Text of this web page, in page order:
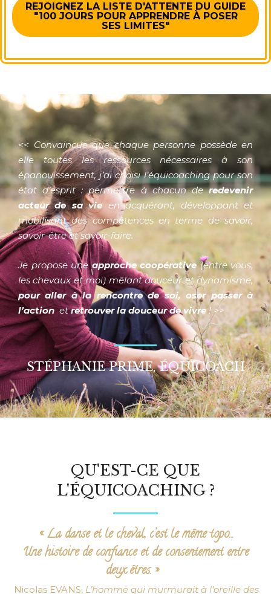
REJOIGNEZ LA LISTE D'ATTENTE DU GUIDE
"100 JOURS POUR APPRENDRE À POSER
SES LIMITES"
<< Convaincue que chaque personne possède en
elle toutes les ressources nécessaires à son
épanouissement, j’ai choisi l’équicoaching pour son
état d’esprit : permettre à chacun deredevenir
acteur de sa vie en acquérant, développant et
mobilisant des compétences en terme de savoir,
savoir-être et savoir-faire.
Je propose uneapproche coopérative (entre vous,
les chevaux et moi) mêlant douceur et dynamisme,
pour aller à la rencontre de soi, oser passer à
l’actionetretrouver la douceur de vivre! >>
STÉPHANIE PRIME, ÉQUICOACH
QU'EST-CE QUE
L'ÉQUICOACHING ?
« La danse et le cheval, c’est le même topo…
Une histoire de confiance et de consentement entre
deux êtres. »
Nicolas EVANS, L’homme qui murmurait à l’oreille des